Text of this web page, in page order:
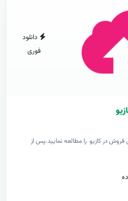
دانلود
فوری
فروش در کازیو را مطالعه نمایید.پس از